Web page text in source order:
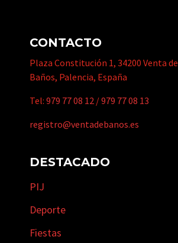
CONTACTO
Plaza Constitución 1, 34200 Venta de
Baños, Palencia, España
Tel: 979 77 08 12 /979 77 08 13
registro@ventadebanos.es
DESTACADO
PIJ
Deporte
Fiestas